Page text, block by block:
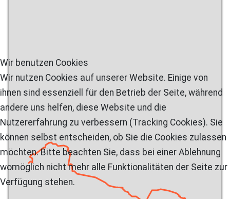
Wir benutzen Cookies
Wir nutzen Cookies auf unserer Website. Einige von
ihnen sind essenziell für den Betrieb der Seite, während
andere uns helfen, diese Website und die
Nutzererfahrung zu verbessern (Tracking Cookies). Sie
können selbst entscheiden, ob Sie die Cookies zulassen
möchten. Bitte beachten Sie, dass bei einer Ablehnung
womöglich nicht mehr alle Funktionalitäten der Seite zur
Verfügung stehen.